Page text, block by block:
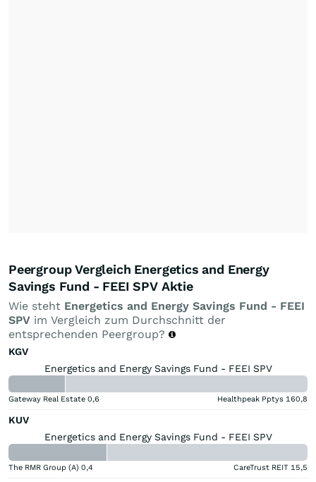
Peergroup Vergleich Energetics and Energy
Savings Fund - FEEI SPV Aktie
Wie steht Energetics and Energy Savings Fund - FEEI
SPV im Vergleich zum Durchschnitt der
entsprechenden Peergroup?
KGV
Energetics and Energy Savings Fund - FEEI SPV
Gateway Real Estate 0,6 Healthpeak Pptys 160,8
KUV
Energetics and Energy Savings Fund - FEEI SPV
The RMR Group (A) 0,4 CareTrust REIT 15,5